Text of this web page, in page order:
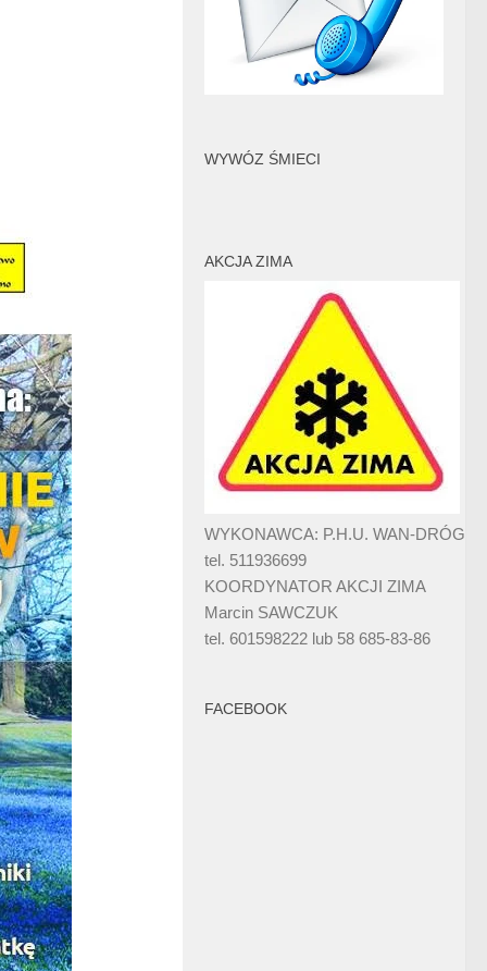
WYWÓZ ŚMIECI
AKCJA ZIMA
WYKONAWCA: P.H.U. WAN-DRÓG
tel. 511936699
KOORDYNATOR AKCJI ZIMA
Marcin SAWCZUK
tel. 601598222 lub 58 685-83-86
FACEBOOK